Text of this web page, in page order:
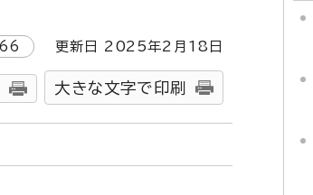
更新日 2025年2月 18 日
大きな文字で印刷